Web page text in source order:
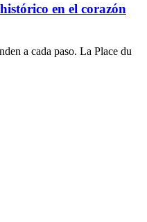
en el corazón
a cada paso. La Place du